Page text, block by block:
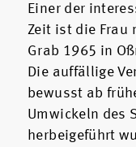
Einer der
Zeit ist die Frau
Grab 1965 in
Die auffällige
bewusst ab
Umwickeln des
herbeigeführt